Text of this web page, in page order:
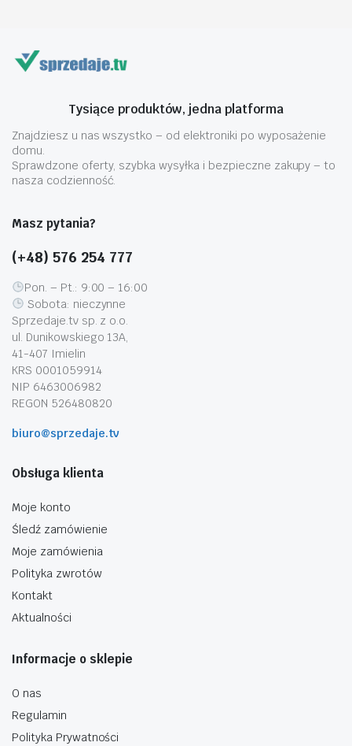
Tysiące produktów, jedna platforma
Znajdziesz u nas wszystko – od elektroniki po wyposażenie
domu.
Sprawdzone oferty, szybka wysyłka i bezpieczne zakupy – to
nasza codzienność.
Masz pytania?
(+48) 576 254 777
Pon. – Pt.: 9:00 – 16:00
Sobota: nieczynne
Sprzedaje.tv sp. z o.o.
ul. Dunikowskiego 13A,
41-407 Imielin
KRS 0001059914
NIP 6463006982
REGON 526480820
biuro@sprzedaje.tv
Obsługa klienta
Moje konto
Śledź zamówienie
Moje zamówienia
Polityka zwrotów
Kontakt
Aktualności
Informacje o sklepie
O nas
Regulamin
Polityka Prywatności